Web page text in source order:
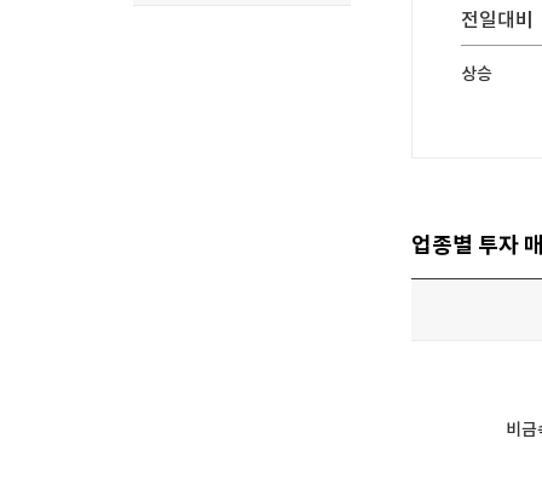
매매신호 (랭킹
국내증시
전일대비
상승
업종별 투자
비금